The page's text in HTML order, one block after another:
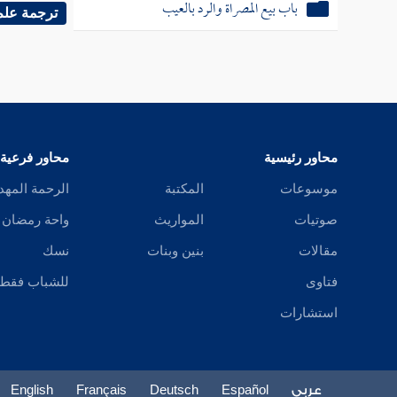
باب بيع المصراة والرد بالعيب
واحتج
الله
وأما
العقيلي
ترجمة
محاور رئيسية
موسوعات
صوتيات
مقالات
فتاوى
استشارات
المكتبة
المواريث
بنين وبنات
محاور فرعية
الرحمة
واحة رمضان
نسك
للشباب فقط
عربي Español
Deutsch
Français
English